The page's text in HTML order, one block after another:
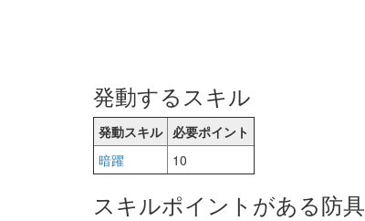
発動するスキル
発動スキル 必要ポイント
暗躍
10
スキルポイントがある防具